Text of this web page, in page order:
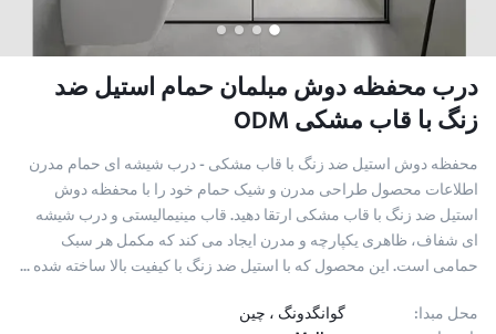
درب محفظه دوش مبلمان حمام استیل ضد
زنگ با قاب مشکی ODM
محفظه دوش استیل ضد زنگ با قاب مشکی - درب شیشه ای حمام مدرن
اطلاعات محصول طراحی مدرن و شیک حمام خود را با محفظه دوش
استیل ضد زنگ با قاب مشکی ارتقا دهید. قاب مینیمالیستی و درب شیشه
ای شفاف، ظاهری یکپارچه و مدرن ایجاد می کند که مکمل هر سبک
حمامی است. این محصول که با استیل ضد زنگ با کیفیت بالا ساخته شده ...
محل مبدا:
گوانگدونگ ، چین